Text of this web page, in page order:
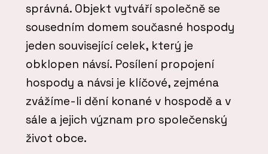
správná. Objekt vytváří společně se
sousedním domem současné hospody
jeden související celek, který je
obklopen návsí. Posílení propojení
hospody a návsi je klíčové, zejména
zvážíme-li dění konané v hospodě a v
sále a jejich význam pro společenský
život obce.